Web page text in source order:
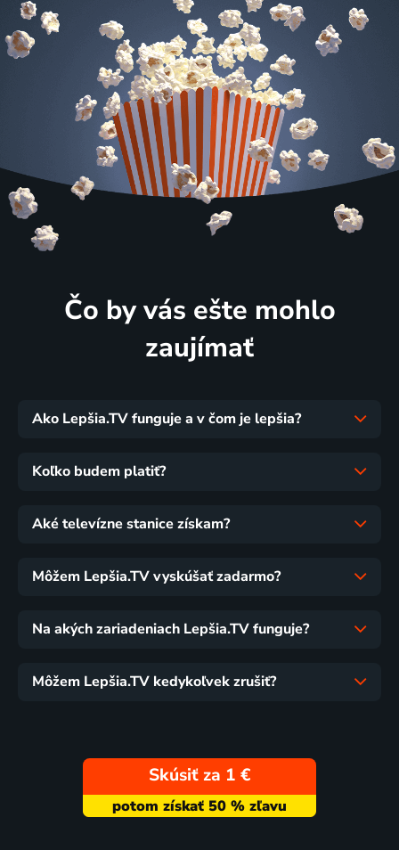
Čo by vás ešte mohlo
zaujímať
Ako Lepšia.TV funguje a v čom je lepšia?
Koľko budem platiť?
Aké televízne stanice získam?
Môžem Lepšia.TV vyskúšať zadarmo?
Na akých zariadeniach Lepšia.TV funguje?
Môžem Lepšia.TV kedykoľvek zrušiť?
Skúsiť za 1 €